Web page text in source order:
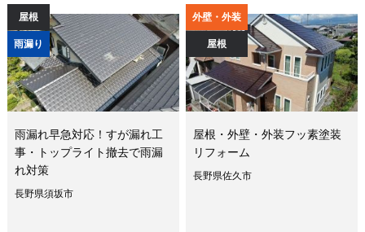
屋根
雨漏り
雨漏れ早急対応！すが漏れ工
事・トップライト撤去で雨漏
れ対策
長野県須坂市
外壁・外装
屋根
屋根・外壁・外装フッ素塗装
リフォーム
長野県佐久市